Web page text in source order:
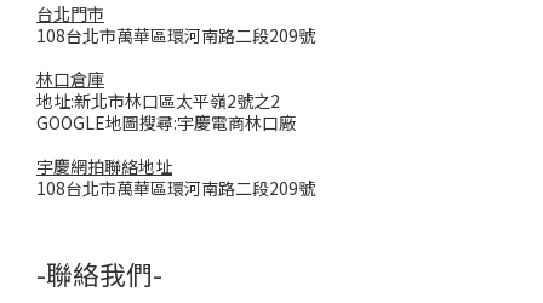
台北門市
108台北市萬華區環河南路二段209號
林口倉庫
地址:新北市林口區太平嶺2號之2
GOOGLE地圖搜尋:宇慶電商林口廠
宇慶網拍聯絡地址
108台北市萬華區環河南路二段209號
-聯絡我們-